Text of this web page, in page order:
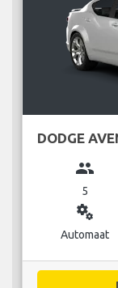
DODGE
group
5
miscellaneous_services
Automaat